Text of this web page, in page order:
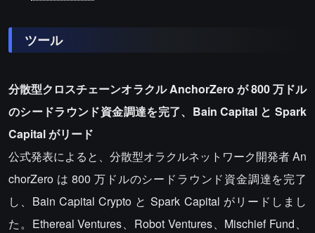
ツール
分散型クロスチェーンオラクル AnchorZero が 800 万ドル
のシードラウンド資金調達を完了、Bain Capital と Spark
Capital がリード
公式発表によると、分散型オラクルネットワーク開発者 An
chorZero は 800 万ドルのシードラウンド資金調達を完了
し、Bain Capital Crypto と Spark Capital がリードしまし
た。Ethereal Ventures、Robot Ventures、Mischief Fund、